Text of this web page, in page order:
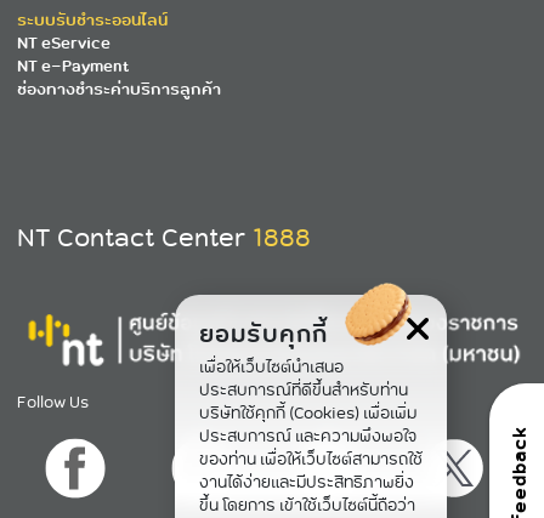
feedback
ยอมรับคุกกี้
เพื่อให้เว็บไซต์นำเสนอ
ประสบการณ์ที่ดีขึ้นสำหรับท่าน
บริษัทใช้คุกกี้ (Cookies) เพื่อเพิ่ม
ประสบการณ์ และความพึงพอใจ
ของท่าน เพื่อให้เว็บไซต์สามารถใช้
งานได้ง่ายและมีประสิทธิภาพยิ่ง
ขึ้น โดยการ เข้าใช้เว็บไซต์นี้ถือว่า
ระบบรับชำระออนไลน์
NT eService
NT e-Payment
ช่องทางชำระค่าบริการลูกค้า
NT Contact Center 1888
Follow Us